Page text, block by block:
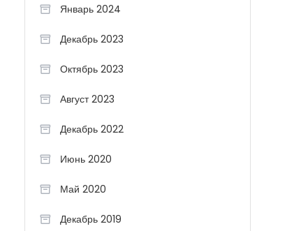
Январь 2024
Декабрь 2023
Октябрь 2023
Август 2023
Декабрь 2022
Июнь 2020
Май 2020
Декабрь 2019